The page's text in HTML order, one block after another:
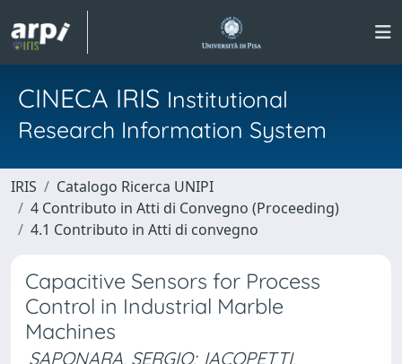
CINECA IRIS Institutional
Research Information System
IRIS
Catalogo Ricerca UNIPI
4 Contributo in Atti di Convegno (Proceeding)
4.1 Contributo in Atti di convegno
Capacitive Sensors for Process
Control in Industrial Marble
Machines
SAPONARA, SERGIO; IACOPETTI,